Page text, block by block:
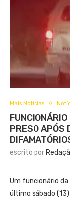
Mais Notícias
PRESO APÓS
escrito por
Um funcionário
último sábado